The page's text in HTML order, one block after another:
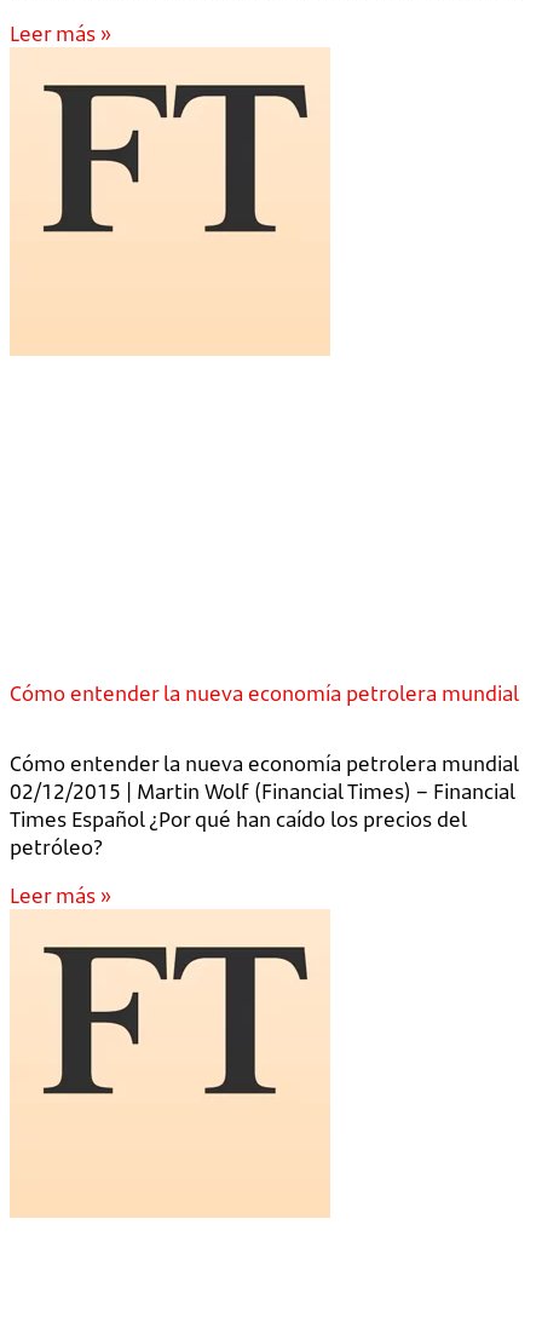
Leer más »
Cómo entender la nueva economía petrolera mundial
Cómo entender la nueva economía petrolera mundial
02/12/2015 | Martin Wolf (Financial Times) – Financial
Times Español ¿Por qué han caído los precios del
petróleo?
Leer más »